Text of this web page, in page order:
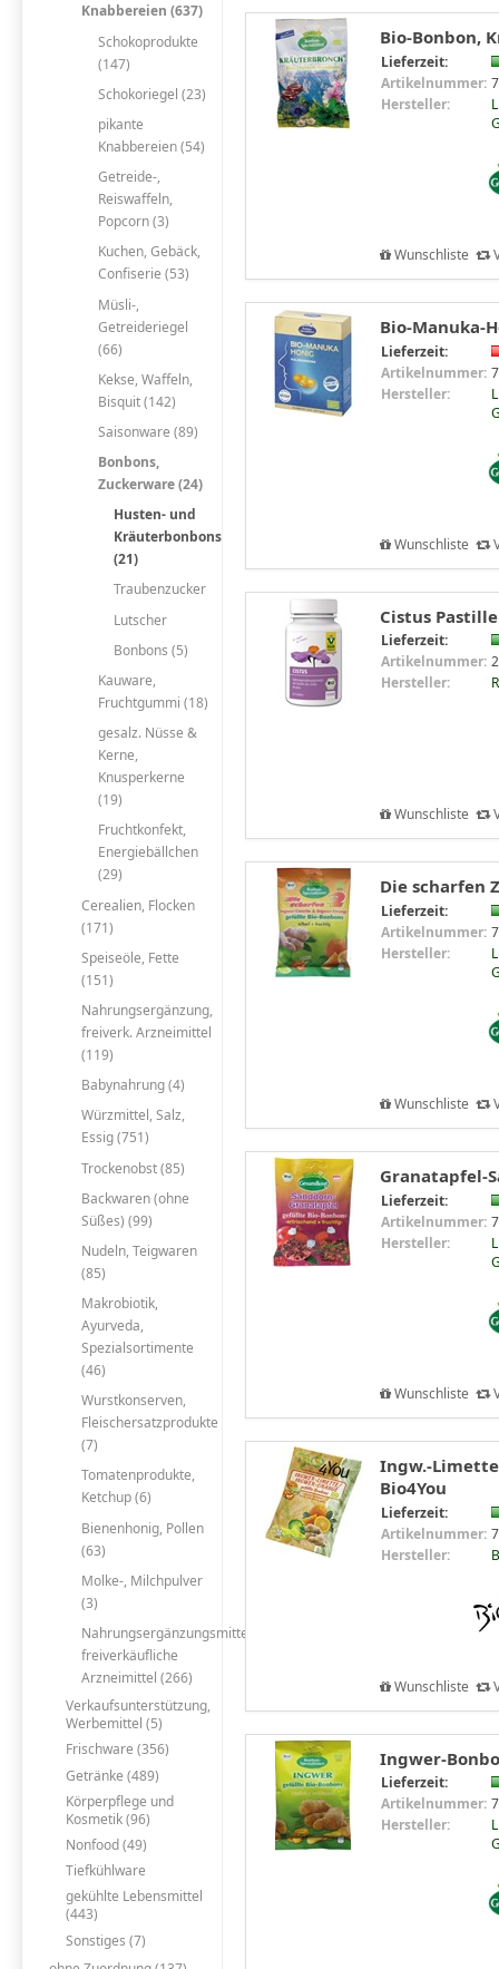
Knabbereien (637)
Schokoprodukte
(147)
Schokoriegel (23)
pikante
Knabbereien (54)
Getreide-,
Reiswaffeln,
Popcorn (3)
Kuchen, Gebäck,
Confiserie (53)
Müsli-,
Getreideriegel
(66)
Kekse, Waffeln,
Bisquit (142)
Saisonware (89)
Bonbons,
Zuckerware (24)
Husten- und
Kräuterbonbons
(21)
Traubenzucker
Lutscher
Bonbons (5)
Kauware,
Fruchtgummi (18)
gesalz. Nüsse &
Kerne,
Knusperkerne
(19)
Fruchtkonfekt,
Energiebällchen
(29)
Cerealien, Flocken
(171)
Speiseöle, Fette
(151)
Nahrungsergänzung,
freiverk. Arzneimittel
(119)
Babynahrung (4)
Würzmittel, Salz,
Essig (751)
Trockenobst (85)
Backwaren (ohne
Süßes) (99)
Nudeln, Teigwaren
(85)
Makrobiotik,
Ayurveda,
Spezialsortimente
(46)
Wurstkonserven,
Fleischersatzprodukte
(7)
Tomatenprodukte,
Ketchup (6)
Bienenhonig, Pollen
(63)
Molke-, Milchpulver
(3)
Nahrungsergänzungsmittel,
freiverkäufliche
Arzneimittel (266)
Verkaufsunterstützung,
Werbemittel (5)
Frischware (356)
Getränke (489)
Körperpflege und
Kosmetik (96)
Nonfood (49)
Tiefkühlware
gekühlte Lebensmittel
(443)
Sonstiges (7)
Bio-Bonbon,
Lieferzeit:
Artikelnummer:
Hersteller:
Wunschliste
Bio-Manuka-
Lieferzeit:
Artikelnummer:
Hersteller:
Wunschliste
Cistus
Lieferzeit:
Artikelnummer:
Hersteller:
Wunschliste
Die scharfen
Lieferzeit:
Artikelnummer:
Hersteller:
Wunschliste
Granatapfel-
Lieferzeit:
Artikelnummer:
Hersteller:
Wunschliste
Ingw.-
Bio4You
Lieferzeit:
Artikelnummer:
Hersteller:
Wunschliste
Ingwer-
Lieferzeit:
Artikelnummer:
Hersteller: